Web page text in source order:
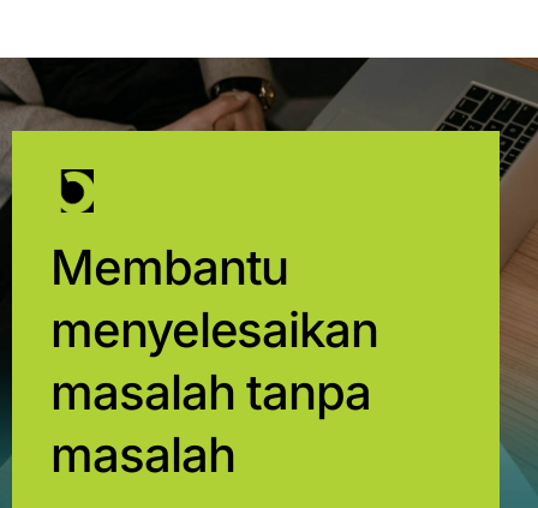
Membantu
menyelesaikan
masalah tanpa
masalah